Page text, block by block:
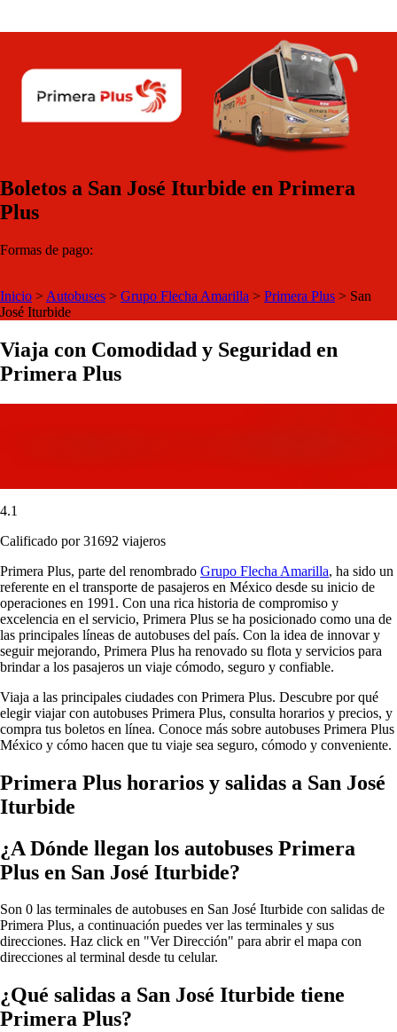
Boletos a San José Iturbide en Primera
Plus
Formas de pago:
Inicio > Autobuses > Grupo Flecha Amarilla > Primera Plus > San
José Iturbide
Viaja con Comodidad y Seguridad en
Primera Plus
4.1
Calificado por 31692 viajeros
Primera Plus, parte del renombrado Grupo Flecha Amarilla, ha sido un
referente en el transporte de pasajeros en México desde su inicio de
operaciones en 1991. Con una rica historia de compromiso y
excelencia en el servicio, Primera Plus se ha posicionado como una de
las principales líneas de autobuses del país. Con la idea de innovar y
seguir mejorando, Primera Plus ha renovado su flota y servicios para
brindar a los pasajeros un viaje cómodo, seguro y confiable.
Viaja a las principales ciudades con Primera Plus. Descubre por qué
elegir viajar con autobuses Primera Plus, consulta horarios y precios, y
compra tus boletos en línea. Conoce más sobre autobuses Primera Plus
México y cómo hacen que tu viaje sea seguro, cómodo y conveniente.
Primera Plus horarios y salidas a San José
Iturbide
¿A Dónde llegan los autobuses Primera
Plus en San José Iturbide?
Son 0 las terminales de autobuses en San José Iturbide con salidas de
Primera Plus, a continuación puedes ver las terminales y sus
direcciones. Haz click en "Ver Dirección" para abrir el mapa con
direcciones al terminal desde tu celular.
¿Qué salidas a San José Iturbide tiene
Primera Plus?